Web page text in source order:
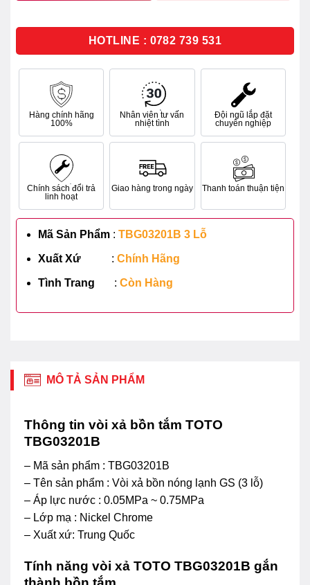
HOTLINE : 0782 739 531
Hàng chính hãng
100%
Nhân viên tư vấn
nhiệt tình
Đội ngũ lắp đặt
chuyên nghiệp
Chính sách đổi trả
linh hoạt
Giao hàng trong ngày Thanh toán thuận tiện
Mã Sản Phẩm: TBG03201B 3 Lỗ
Xuất Xứ : Chính Hãng
Tình Trang : Còn Hàng
MÔ TẢ SẢN PHẨM
Thông tin vòi xả bồn tắm TOTO
TBG03201B
– Mã sản phẩm : TBG03201B
– Tên sản phẩm : Vòi xả bồn nóng lạnh GS (3 lỗ)
– Áp lực nước : 0.05MPa ~ 0.75MPa
– Lớp mạ : Nickel Chrome
– Xuất xứ: Trung Quốc
Tính năng vòi xả TOTO TBG03201B gắn